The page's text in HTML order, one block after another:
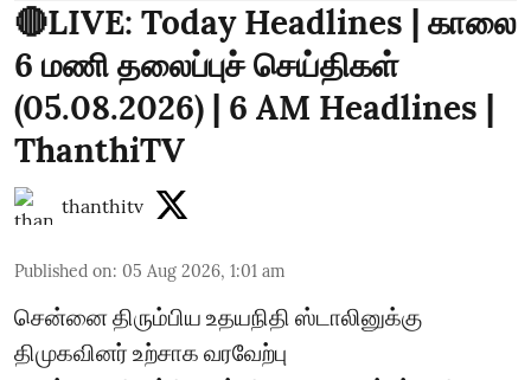
🔴LIVE: Today Headlines | காலை
6 மணி தலைப்புச் செய்திகள்
(05.08.2026) | 6 AM Headlines |
ThanthiTV
thanthitv
Published on: 05 Aug 2026, 1:01 am
சென்னை திரும்பிய உதயநிதி ஸ்டாலினுக்கு
திமுகவினர் உற்சாக வரவேற்பு